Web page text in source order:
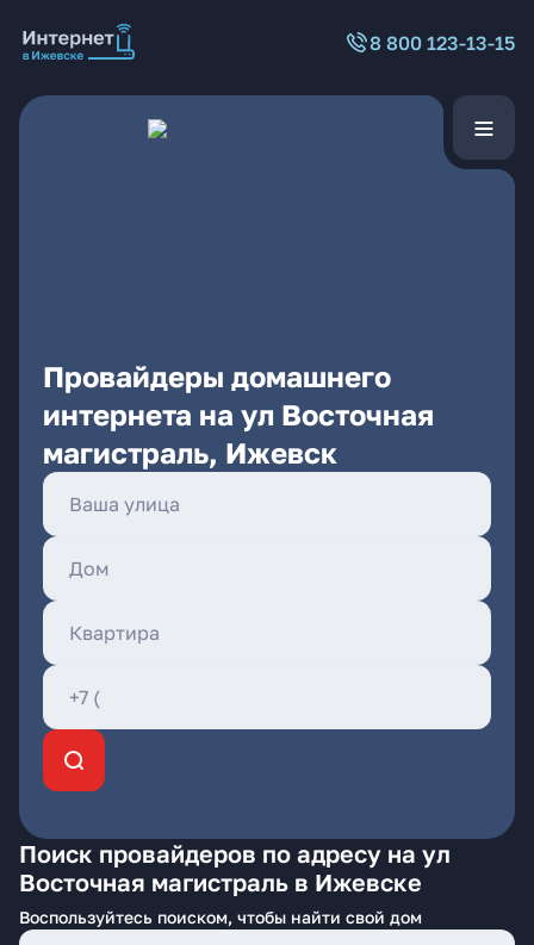
8 800 123-13-15
Провайдеры домашнего
интернета на ул Восточная
магистраль, Ижевск
Поиск провайдеров по адресу на ул
Восточная магистраль в Ижевске
Воспользуйтесь поиском, чтобы найти свой дом